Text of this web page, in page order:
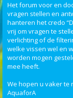
Het forum voor en
vragen stellen en
hanteren het credo
vrij om vragen te
verlichting of de
welke vissen wel en
worden mogen
mee heeft.
We hopen u vaker te
AquaforA